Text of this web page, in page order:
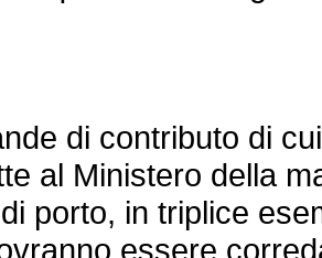
di contributo di
al Ministero della
porto, in triplice
essere